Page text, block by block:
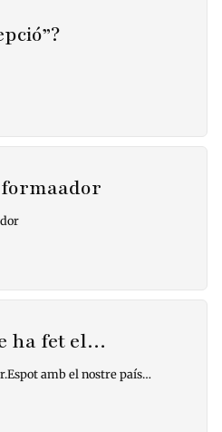
ha fet el…
amb el nostre país…